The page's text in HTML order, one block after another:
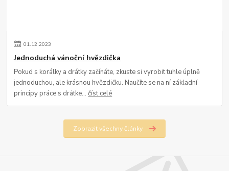
01.12.2023
Jednoduchá vánoční hvězdička
Pokud s korálky a drátky začínáte, zkuste si vyrobit tuhle úplně
jednoduchou, ale krásnou hvězdičku. Naučíte se na ní základní
principy práce s drátke...číst celé
Zobrazit všechny články